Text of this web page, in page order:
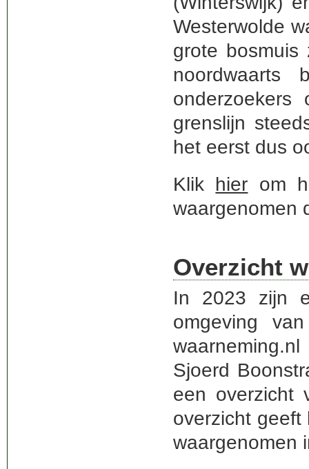
Westerwolde
grote
noordwaarts
onderzoekers
grenslijn
het eerst dus
Klik hier om
waargenomen
Overzicht
In 2023 zijn
omgeving
Sjoerd
een overzicht
overzicht
waargenomen